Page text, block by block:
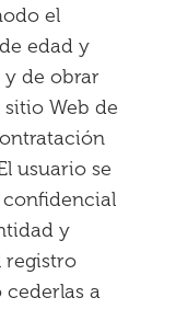
el
edad y
de obrar
Web de
usuario se
y
registro
a